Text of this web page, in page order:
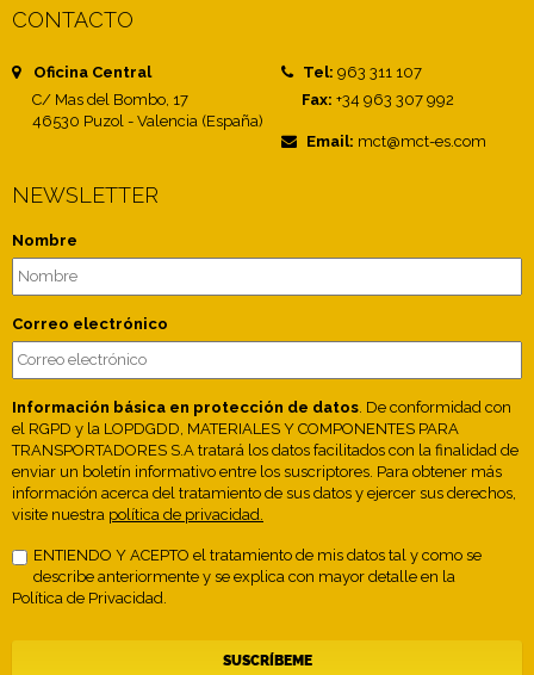
CONTACTO
Oficina Central
C/ Mas del Bombo, 17
46530 Puzol - Valencia (España)
Tel: 963 311 107
Fax: +34 963 307 992
Email: mct@mct-es.com
NEWSLETTER
Nombre
Correo electrónico
Información básica en protección de datos . De conformidad con
el RGPD y la LOPDGDD, MATERIALES Y COMPONENTES PARA
TRANSPORTADORES S.A tratará los datos facilitados con la finalidad de
enviar un boletín informativo entre los suscriptores. Para obtener más
información acerca del tratamiento de sus datos y ejercer sus derechos,
visite nuestra política de privacidad.
ENTIENDO Y ACEPTO el tratamiento de mis datos tal y como se
describe anteriormente y se explica con mayor detalle en la
Política de Privacidad.